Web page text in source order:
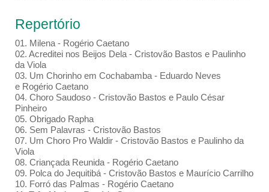
Repertório
01. Milena - Rogério Caetano
02. Acreditei nos Beijos Dela - Cristovão Bastos e Paulinho
da Viola
03. Um Chorinho em Cochabamba - Eduardo Neves
e Rogério Caetano
04. Choro Saudoso - Cristovão Bastos e Paulo César
Pinheiro
05. Obrigado Rapha
06. Sem Palavras - Cristovão Bastos
07. Um Choro Pro Waldir - Cristovão Bastos e Paulinho da
Viola
08. Criançada Reunida - Rogério Caetano
09. Polca do Jequitibá - Cristovão Bastos e Maurício Carrilho
10. Forró das Palmas - Rogério Caetano